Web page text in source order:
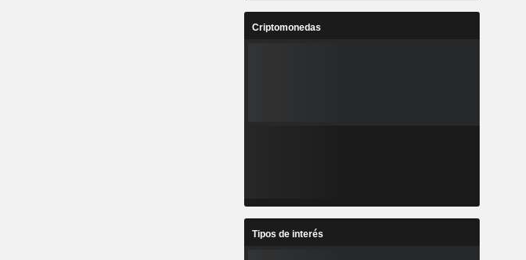
Criptomonedas
Tipos de interés